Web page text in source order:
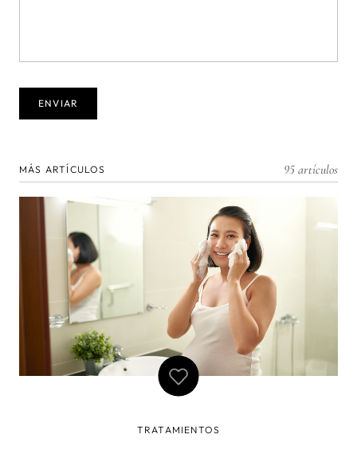
MÁS ARTÍCULOS 95 artículos
TRATAMIENTOS